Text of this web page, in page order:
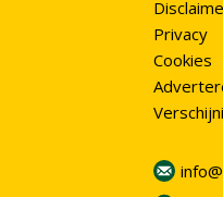
Privacy
Cookies